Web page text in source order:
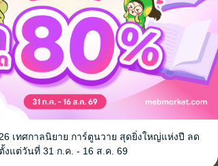
เทศกาลนิยาย การ์ตูนวาย สุดยิ่งใหญ่แห่งปี ลด
งแต่วันที่ 31 ก.ค. - 16 ส.ค. 69